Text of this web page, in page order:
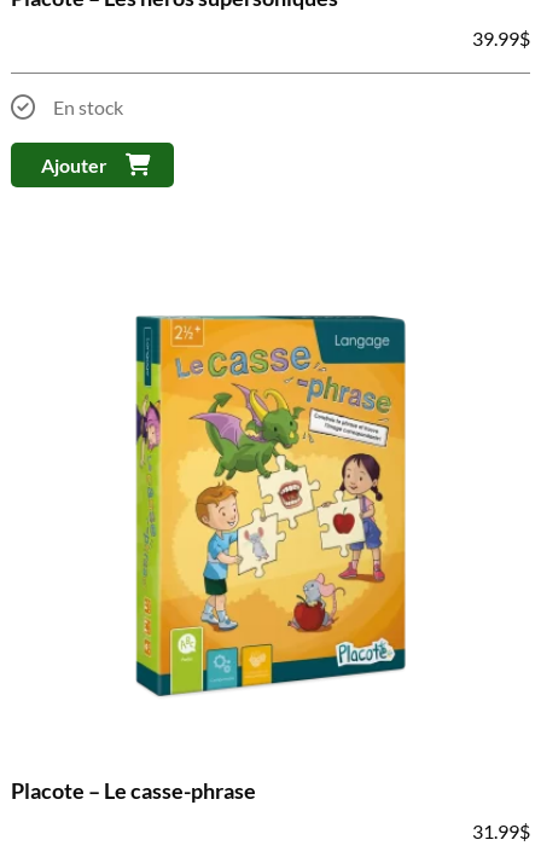
39.99$
En stock
Ajouter
Placote – Le casse-phrase
31.99$